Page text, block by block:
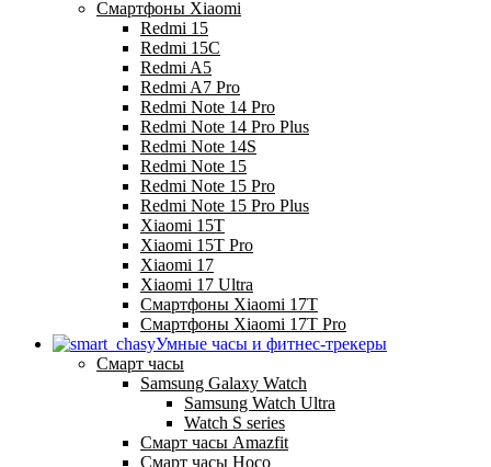
Смартфоны Xiaomi
Redmi 15
Redmi 15C
Redmi A5
Redmi A7 Pro
Redmi Note 14 Pro
Redmi Note 14 Pro Plus
Redmi Note 14S
Redmi Note 15
Redmi Note 15 Pro
Redmi Note 15 Pro Plus
Xiaomi 15T
Xiaomi 15T Pro
Xiaomi 17
Xiaomi 17 Ultra
Смартфоны Xiaomi 17Т
Смартфоны Xiaomi 17Т Pro
Умные часы и фитнес-трекеры
Смарт часы
Samsung Galaxy Watch
Samsung Watch Ultra
Watch S series
Смарт часы Amazfit
Смарт часы Hoco